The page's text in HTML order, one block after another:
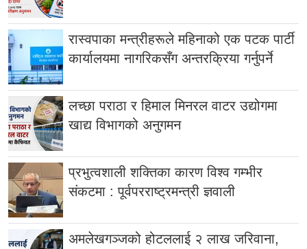
रास्वपाका मन्त्रीहरूले महिनाको एक पटक पार्टी
कार्यालयमा नागरिकसँग अन्तरक्रिया गर्नुपर्ने
लच्छा पराठा र हिमाल मिनरल वाटर उद्योगमा
खाद्य विभागको अनुगमन
प्रभुत्वशाली शक्तिका कारण विश्व गम्भीर
संकटमा : पूर्वपरराष्ट्रमन्त्री ज्ञवाली
अमलेखगञ्जको होटललाई २ लाख जरिवाना,